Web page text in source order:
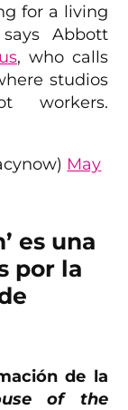
for a living
Abbott
, who calls
studios
workers.
May
es una
por la
de la
of the